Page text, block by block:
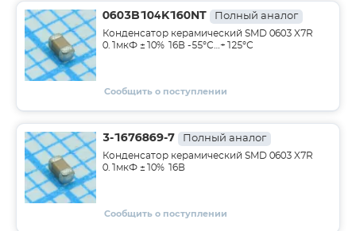
0603B104K160NT Полный аналог
Конденсатор керамический SMD 0603 X7R
0.1мкФ ±10% 16В -55°С…+125°С
Сообщить о поступлении
3-1676869-7 Полный аналог
Конденсатор керамический SMD 0603 X7R
0.1мкФ ±10% 16В
Сообщить о поступлении